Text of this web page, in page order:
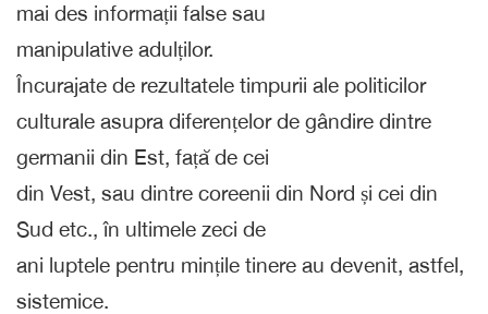
mai des informații false sau
manipulative adulților.
Încurajate de rezultatele timpurii ale politicilor
culturale asupra diferențelor de gândire dintre
germanii din Est, față de cei
din Vest, sau dintre coreenii din Nord și cei din
Sud etc., în ultimele zeci de
ani luptele pentru mințile tinere au devenit, astfel,
sistemice.